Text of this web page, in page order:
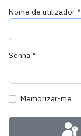
Nome de utilizador *
Senha *
Memorizar-me